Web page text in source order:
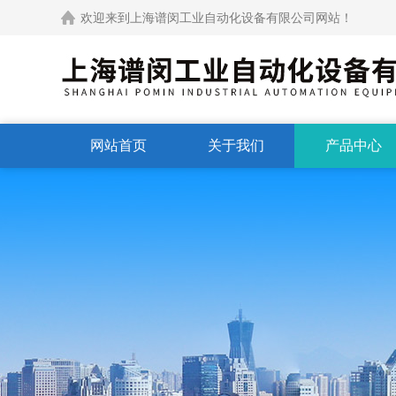
欢迎来到上海谱闵工业自动化设备有限公司网站！
网站首页 关于我们 产品中心